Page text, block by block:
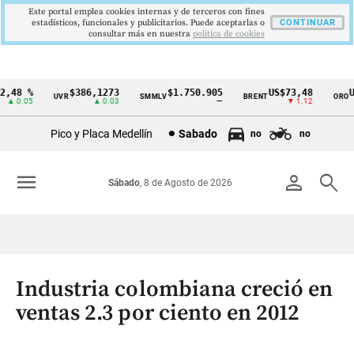
Cintillo
Colombia
%
0.05
UVR$386,1273
▲ 0.03
SMMLV$1.750.905 BRENTUS$73,48
▼ 1.12
ORO
Pico y Placa Medellín Sabado no no
person search
Sábado, 8 de Agosto de 2026
menu
Industria colombiana creció en
ventas 2.3 por ciento en 2012
Este portal emplea cookies internas y de terceros con fines
estadísticos, funcionales y publicitarios. Puede aceptarlas o
consultar más en nuestra politica de cookies
CONTINUAR